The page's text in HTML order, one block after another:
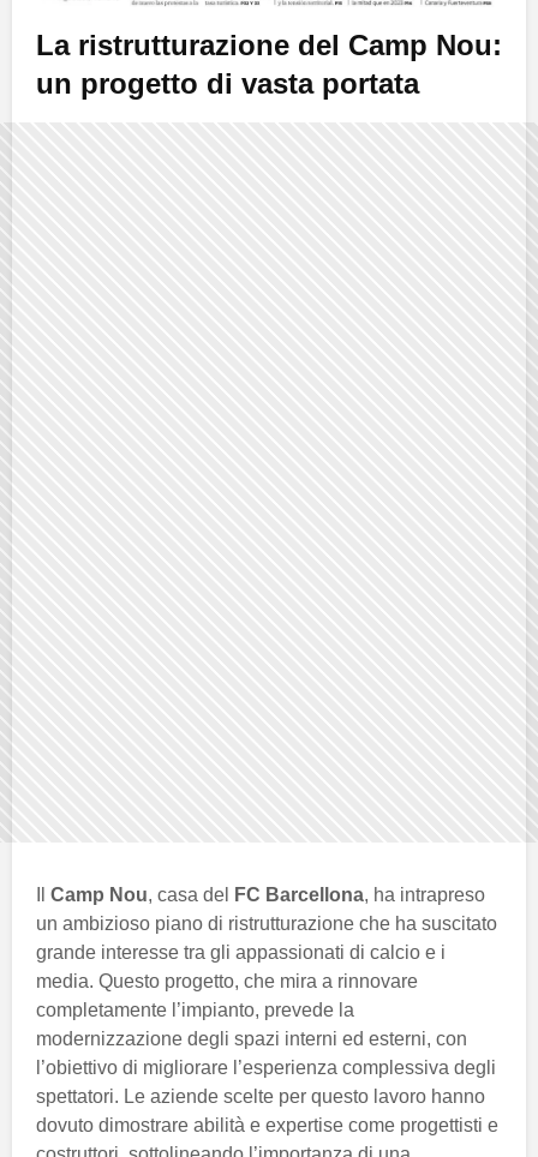
La ristrutturazione del Camp Nou:
un progetto di vasta portata
Camp Nou, casa del FC Barcellona, ha intrapreso
un ambizioso piano di ristrutturazione che ha suscitato
grande interesse tra gli appassionati di calcio e i
media. Questo progetto, che mira a rinnovare
completamente l’impianto, prevede la
modernizzazione degli spazi interni ed esterni, con
l’obiettivo di migliorare l’esperienza complessiva degli
spettatori. Le aziende scelte per questo lavoro hanno
dovuto dimostrare abilità e expertise come progettisti e